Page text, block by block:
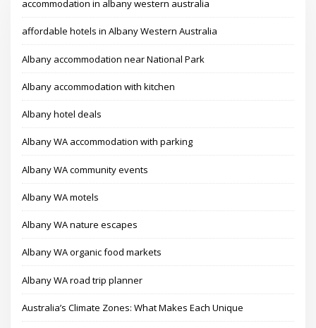
accommodation in albany western australia
affordable hotels in Albany Western Australia
Albany accommodation near National Park
Albany accommodation with kitchen
Albany hotel deals
Albany WA accommodation with parking
Albany WA community events
Albany WA motels
Albany WA nature escapes
Albany WA organic food markets
Albany WA road trip planner
Australia’s Climate Zones: What Makes Each Unique